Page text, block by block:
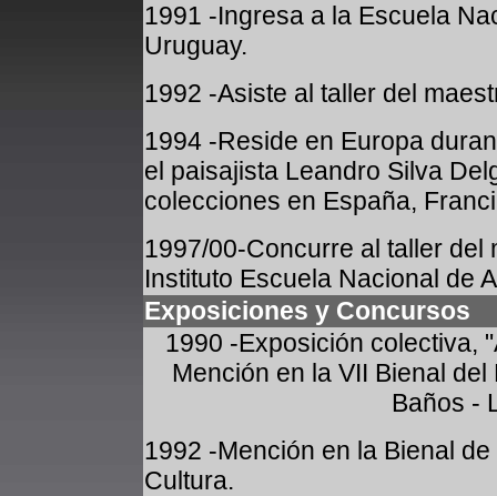
1991 -Ingresa a la Escuela
Uruguay.
1992 -Asiste al taller del
1994 -Reside en Europa
el paisajista Leandro Silva
colecciones en España,
1997/00-Concurre al taller del
Instituto Escuela Nacional de
Exposiciones y Concursos
1990 -Exposición colectiva,
Mención en la VII Bienal
Baños -
1992 -Mención en la Bienal
Cultura.